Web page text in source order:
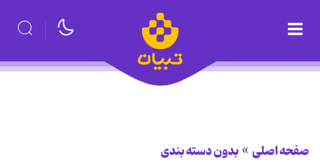
صفحه اصلی بدون دسته بندی